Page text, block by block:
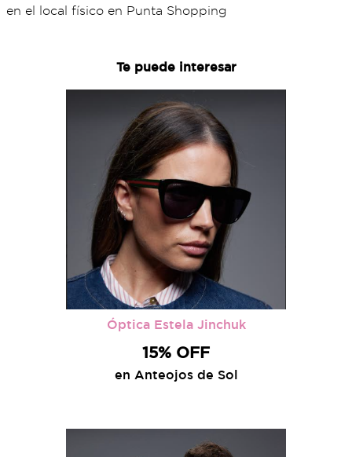
en el local físico en Punta Shopping
Te puede interesar
Óptica Estela Jinchuk
15% OFF
en Anteojos de Sol